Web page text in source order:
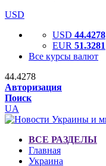
USD
USD 44.4278
EUR 51.3281
Все курсы валют
44.4278
Авторизация
Поиск
UA
ВСЕ РАЗДЕЛЫ
Главная
Украина